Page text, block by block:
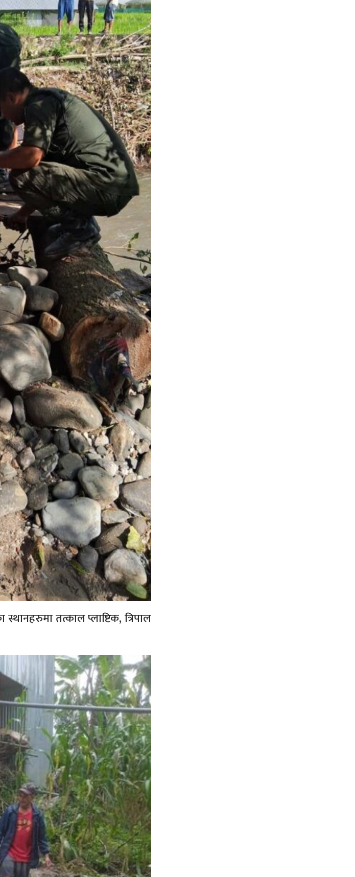
तत्काल प्लाष्टिक, त्रिपाल